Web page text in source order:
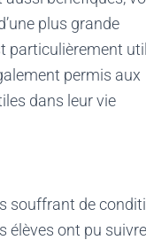
plus grande
particulièrement
permis aux
dans leur vie
souffrant de
élèves ont pu suivre